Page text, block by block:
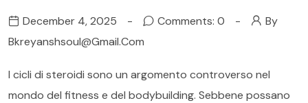
December 4, 2025 Comments: 0
By
Bkreyanshsoul@gmail.com
I cicli di steroidi sono un argomento controverso nel
mondo del fitness e del bodybuilding. Sebbene possano